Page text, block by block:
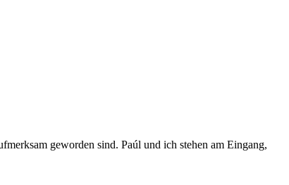
geworden sind. Paúl und ich stehen am Eingang,